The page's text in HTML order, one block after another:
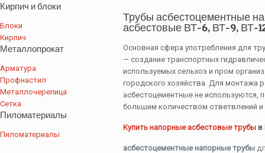
Трубы асбестоцементные
асбестовые ВТ-6, ВТ-9, ВТ-
Основная сфера употребления для
— создание транспортных
используемых сельхоз и пром
городского хозяйства. Для монтажа
асбестоцементные не используются,
большим количеством ответвлений и
Купить напорные асбестовые трубыв
асбестоцементные напорные трубы
Кирпич и блоки
Блоки
Кирпич
Металлопрокат
Арматура
Профнастил
Металлочерепица
Сетка
Пиломатериалы
Пиломатериалы